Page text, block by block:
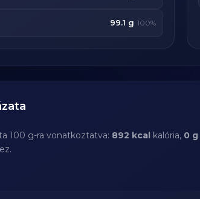
99.1 g 100%
100 g-ra vonatkoztatva: 892 kcal kalória, 0 g